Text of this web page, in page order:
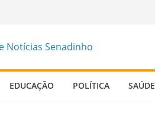
EDUCAÇÃO POLÍTICA SAÚDE